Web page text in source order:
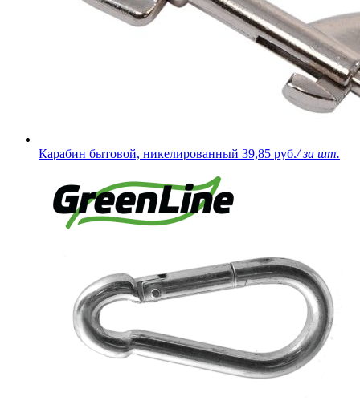
Карабин бытовой, никелированный 39,85 руб./ за шт.